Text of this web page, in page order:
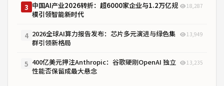
3 中国AI产业2026转折：超6000家企业与1.2万亿规
模引领智能新时代
18,287
4 2026全球AI算力报告发布：芯片多元演进与绿色集
群引领新格局
13,949
5 400亿美元押注Anthropic：谷歌硬刚OpenAI 独立
性能否保留成最大悬念
13,235